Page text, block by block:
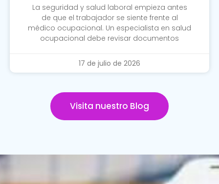
La seguridad y salud laboral empieza antes
de que el trabajador se siente frente al
médico ocupacional. Un especialista en salud
ocupacional debe revisar documentos
17 de julio de 2026
Visita nuestro Blog